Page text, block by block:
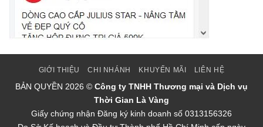
GIỚI THIỆU CHI NHÁNH KHUYẾN MÃI LIÊN HỆ
BẢN QUYỀN 2026 © Công ty TNHH Thương mại và Dịch vụ
Thời Gian Là Vàng
Giấy chứng nhận Đăng ký kinh doanh số 0313156326